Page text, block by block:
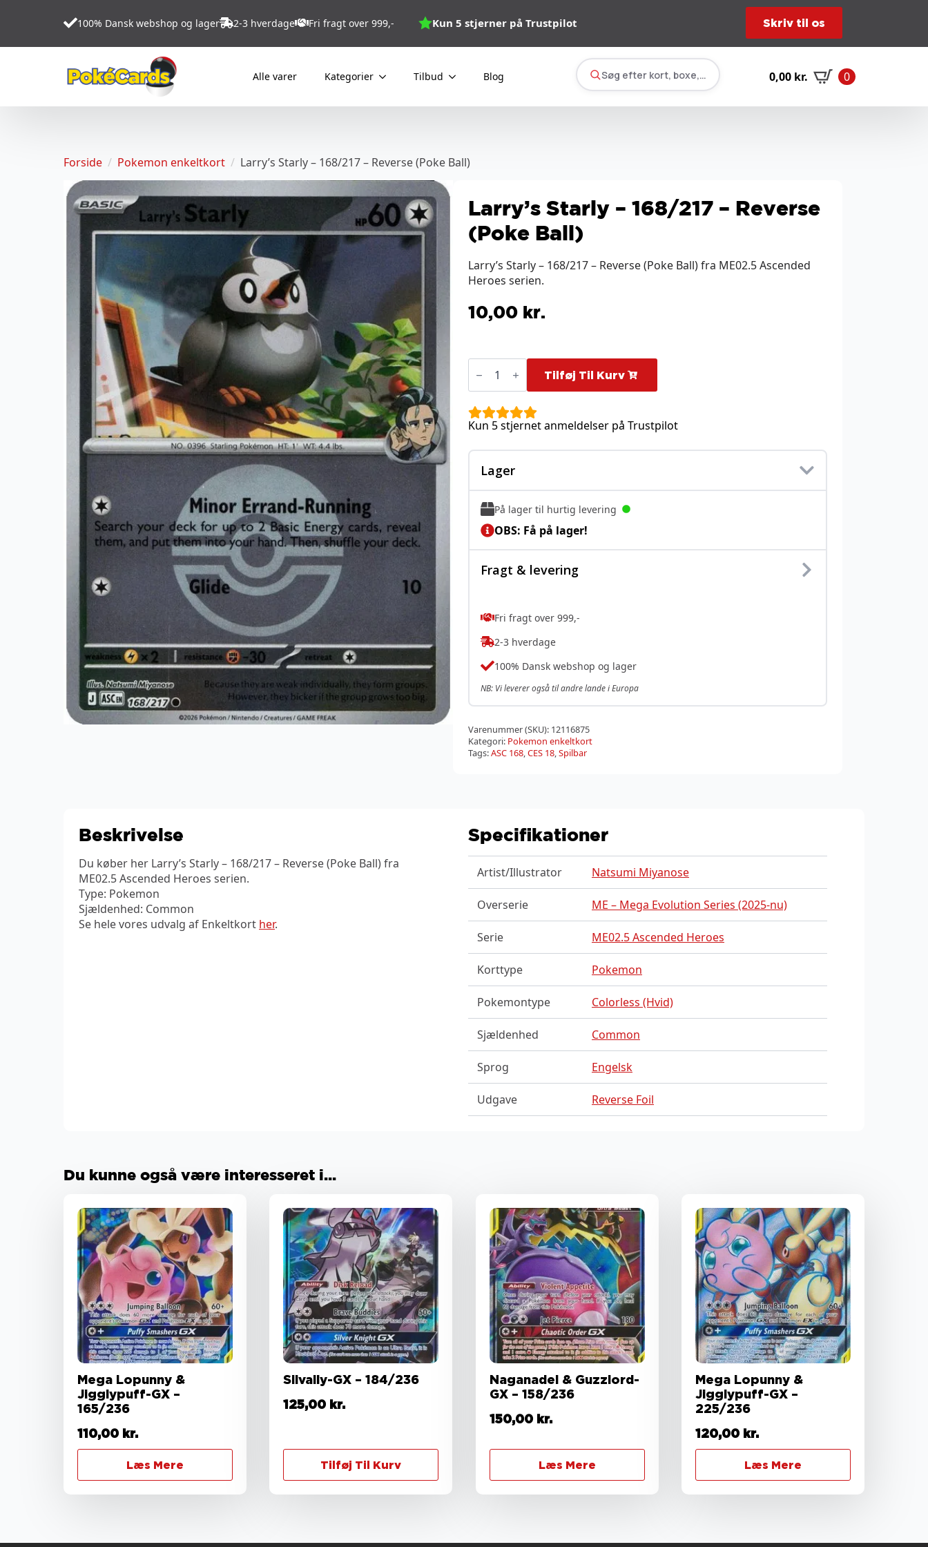
100% Dansk webshop og lager 2-3 hverdage Fri fragt over 999,- Kun 5 stjerner på Trustpilot Skriv til os
Alle varer Kategorier Tilbud Blog Søg efter kort, boxe, tilbehør… 0,00 kr. 0
Forside Pokemon enkeltkort Larry’s Starly – 168/217 – Reverse (Poke Ball)
Larry’s Starly – 168/217 – Reverse
(Poke Ball)
Larry’s Starly – 168/217 – Reverse (Poke Ball) fra ME02.5 Ascended
Heroes serien.
10,00 kr.
Larry's
Starly
168/217
-
Reverse
(Poke
antal
Tilføj Til Kurv
Kun 5 stjernet anmeldelser på Trustpilot
Lager
På lager til hurtig levering
OBS: Få på lager!
Fragt & levering
Fri fragt over 999,-
2-3 hverdage
100% Dansk webshop og lager
NB: Vi leverer også til andre lande i Europa
Varenummer (SKU): 12116875
Kategori: Pokemon enkeltkort
Tags:ASC 168,CES 18,Spilbar
Beskrivelse
Du køber her Larry’s Starly – 168/217 – Reverse (Poke Ball) fra
ME02.5 Ascended Heroes serien.
Type: Pokemon
Sjældenhed: Common
Se hele vores udvalg af Enkeltkort her.
Specifikationer
Artist/Illustrator Natsumi Miyanose
Overserie ME – Mega Evolution Series (2025-nu)
Serie ME02.5 Ascended Heroes
Korttype Pokemon
Pokemontype Colorless (Hvid)
Sjældenhed Common
Sprog Engelsk
Udgave Reverse Foil
Du kunne også være interesseret i...
Mega Lopunny &
Jigglypuff-GX –
165/236
110,00 kr.
Læs Mere
Silvally-GX – 184/236
125,00 kr.
Tilføj Til Kurv
Naganadel & Guzzlord-
GX – 158/236
150,00 kr.
Læs Mere
Mega Lopunny &
Jigglypuff-GX –
225/236
120,00 kr.
Læs Mere